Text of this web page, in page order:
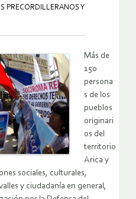
PRECORDILLERANOS Y
Más de
150
persona
s de los
pueblos
originari
os del
territorio
Arica y
sociales, culturales,
y ciudadanía en general,